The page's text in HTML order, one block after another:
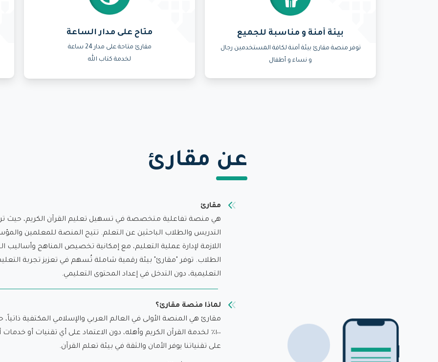
بيئة أمنة و مناسبة للجميع
توفر منصة مقارئ بيئة آمنة لكافة المستخدمين رجال
و نساء و أطفال
متاح على مدار الساعة
مقارئ متاحة على مدار 24 ساعة
لخدمة كتاب الله
عن مقارئ
مقارئ
هي منصة تفاعلية متخصصة في تسهيل تعليم القرآن الكريم، حيث
التدريس والطلاب الباحثين عن التعلم. تتيح المنصة للمعلمين
اللازمة لإدارة عملية التعليم، مع إمكانية تخصيص المناهج وأساليب
الطلاب. توفر "مقارئ" بيئة رقمية شاملة تُسهم في تعزيز تجربة
التعليمية، دون التدخل في إعداد المحتوى التعليمي.
لماذا منصة مقارئ؟
مقارئ هي المنصة الأولى في العالم العربي والإسلامي المكتفية
١٠٠٪ لخدمة القرآن الكريم وأهله، دون الاعتماد على أي تقنيات أو
على تقنياتنا يوفر الأمان والثقة في بيئة تعلم القرآن.